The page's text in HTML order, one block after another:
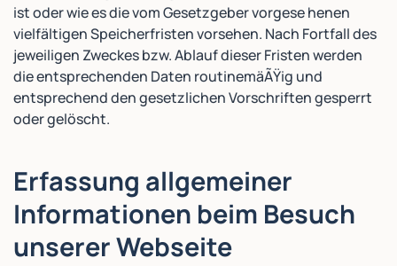
ist oder wie es die vom Gesetzgeber vorgese henen
vielfältigen Speicherfristen vorsehen. Nach Fortfall des
jeweiligen Zweckes bzw. Ablauf dieser Fristen werden
die entsprechenden Daten routinemäÃŸig und
entsprechend den gesetzlichen Vorschriften gesperrt
oder gelöscht.
Erfassung allgemeiner
Informationen beim Besuch
unserer Webseite